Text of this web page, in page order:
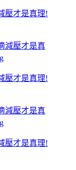
壓才是真理!
壓才是真理!
壓才是真理!